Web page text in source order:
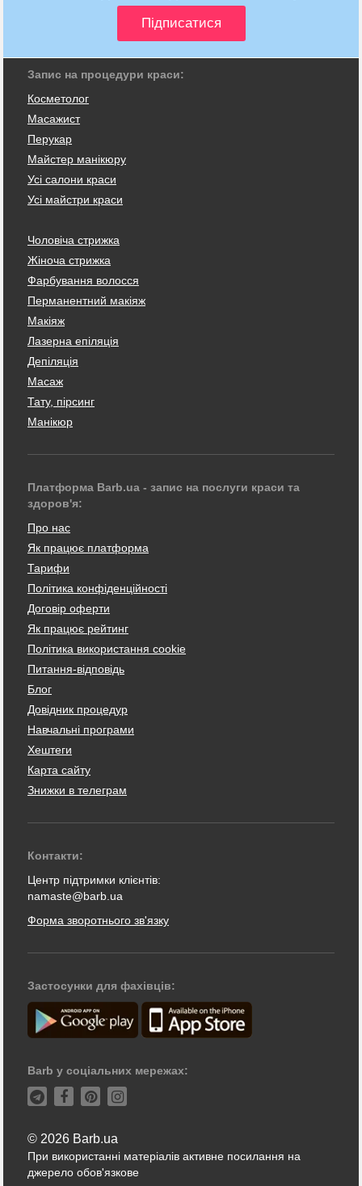
Запис на процедури краси:
Косметолог
Масажист
Перукар
Майстер манікюру
Усі салони краси
Усі майстри краси
Чоловіча стрижка
Жіноча стрижка
Фарбування волосся
Перманентний макіяж
Макіяж
Лазерна епіляція
Депіляція
Масаж
Тату, пірсинг
Манікюр
Платформа Barb.ua - запис на послуги краси та
здоров'я:
Про нас
Як працює платформа
Тарифи
Політика конфіденційності
Договір оферти
Як працює рейтинг
Політика використання cookie
Питання-відповідь
Блог
Довідник процедур
Навчальні програми
Хештеги
Карта сайту
Знижки в телеграм
Контакти:
Центр підтримки клієнтів:
namaste@barb.ua
Форма зворотнього зв'язку
Застосунки для фахівців:
Barb у соціальних мережах:
© 2026 Barb.ua
При використанні матеріалів активне посилання на
джерело обов'язкове